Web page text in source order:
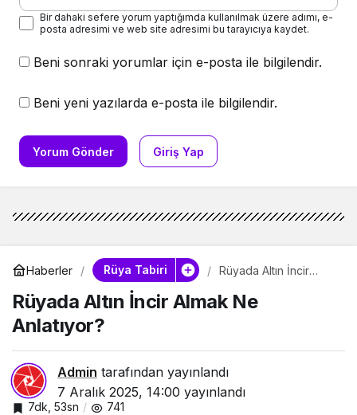
Bir dahaki sefere yorum yaptığımda kullanılmak üzere adımı, e-
posta adresimi ve web site adresimi bu tarayıcıya kaydet.
Beni sonraki yorumlar için e-posta ile bilgilendir.
Beni yeni yazılarda e-posta ile bilgilendir.
Yorum Gönder Giriş Yap
Haberler Rüya Tabiri
Rüyada Altın İncir
Rüyada Altın İncir Almak Ne
Anlatıyor?
Admin tarafından yayınlandı
7 Aralık 2025, 14:00 yayınlandı
7dk, 53sn 741